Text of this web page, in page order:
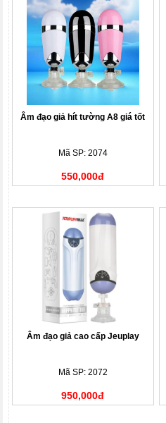
Âm đạo giả hít tường A8 giá tốt
Mã SP: 2074
550,000đ
Âm đạo giả cao cấp Jeuplay
Mã SP: 2072
950,000đ